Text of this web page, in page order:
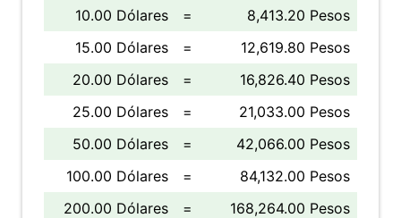
10.00 Dólares
=
8,413.20 Pesos
15.00 Dólares
=
12,619.80 Pesos
20.00 Dólares
=
16,826.40 Pesos
25.00 Dólares
=
21,033.00 Pesos
50.00 Dólares
=
42,066.00 Pesos
100.00 Dólares
=
84,132.00 Pesos
200.00 Dólares
=
168,264.00 Pesos